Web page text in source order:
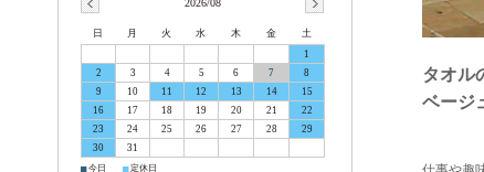
タオル
ベージ
2026/08
日 月 火 水 木 金
土
1
2
3 4 5 6 7
8
9
10 11 12 13 14
15
16
17 18 19 20 21
22
23
24 25 26 27 28
29
30
31
■ 今日 ■ 定休日